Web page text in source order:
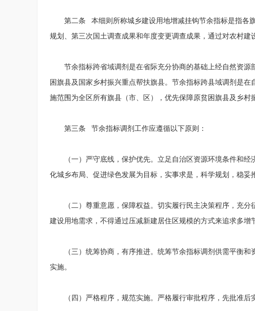
第二条 本细则所称城乡建设用地增减挂钩节余指标是指各
规划、第三次国土调查成果和年度变更调查成果，通过对农村
节余指标跨省域调剂是在省际充分协商的基础上经自然资
困旗县及国家乡村振兴重点帮扶旗县。节余指标跨县域调剂是
施范围为全区所有旗县（市、区），优先保障原贫困旗县及乡村
第三条 节余指标调剂工作应遵循以下原则：
（一）严守底线，保护优先。立足自治区资源环境条件和
化城乡布局、促进绿色发展为目标，实事求是，科学规划，稳妥
（二）尊重意愿，保障权益。切实履行民主决策程序，充
建设用地需求，不得通过压减新建居住区规模的方式来追求多增
（三）统筹协商，有序推进。统筹节余指标调剂供需平衡
实施。
（四）严格程序，规范实施。严格履行审批程序，先批准